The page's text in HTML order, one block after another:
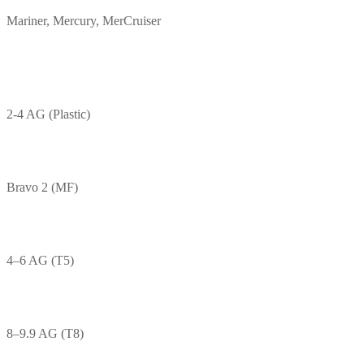
Mariner, Mercury, MerCruiser
2-4 AG (Plastic)
Bravo 2 (MF)
4–6 AG (T5)
8–9.9 AG (T8)